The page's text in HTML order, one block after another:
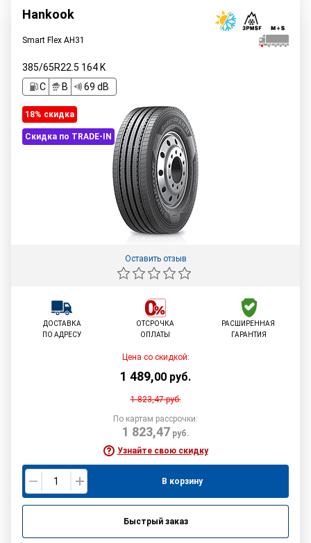
Hankook
Smart Flex AH31
385/65R22.5 164 K
C
B 69 dB
18% cкидка
Скидка по TRADE-IN
Оставить отзыв
ДОСТАВКА
ПО АДРЕСУ
ОТСРОЧКА
ОПЛАТЫ
РАСШИРЕННАЯ
ГАРАНТИЯ
Цена со скидкой:
1 489,00 руб.
1 823,47руб.
По картам рассрочки:
1 823,47 руб.
Узнайте свою скидку
В корзину
Быстрый заказ